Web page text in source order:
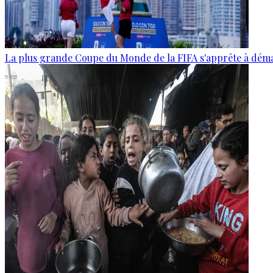
La plus grande Coupe du Monde de la FIFA s'apprête à